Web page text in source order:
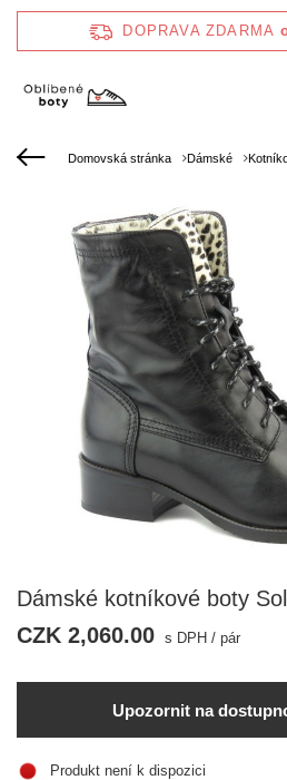
DOPRAVA ZDARMA
Domovská stránka Dámské
Dámské kotníkové boty
CZK 2,060.00 s DPH / pár
Upozornit na
Produkt není k dispozici